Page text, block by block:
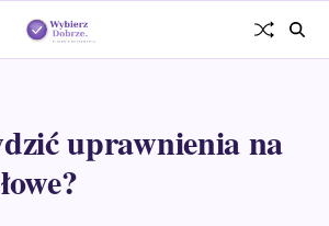
uprawnienia na